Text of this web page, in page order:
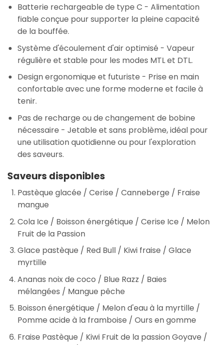
Batterie rechargeable de type C - Alimentation
fiable conçue pour supporter la pleine capacité
de la bouffée.
Système d'écoulement d'air optimisé - Vapeur
régulière et stable pour les modes MTL et DTL.
Design ergonomique et futuriste - Prise en main
confortable avec une forme moderne et facile à
tenir.
Pas de recharge ou de changement de bobine
nécessaire - Jetable et sans problème, idéal pour
une utilisation quotidienne ou pour l'exploration
des saveurs.
Saveurs disponibles
Pastèque glacée / Cerise / Canneberge / Fraise
mangue
Cola Ice / Boisson énergétique / Cerise Ice / Melon
Fruit de la Passion
Glace pastèque / Red Bull / Kiwi fraise / Glace
myrtille
Ananas noix de coco / Blue Razz / Baies
mélangées / Mangue pêche
Boisson énergétique / Melon d'eau à la myrtille /
Pomme acide à la framboise / Ours en gomme
Fraise Pastèque / Kiwi Fruit de la passion Goyave /